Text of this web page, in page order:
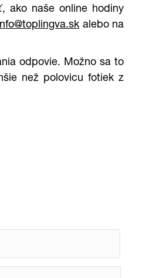
ako naše online hodiny
alebo na
odpovie. Možno sa to
než polovicu fotiek z